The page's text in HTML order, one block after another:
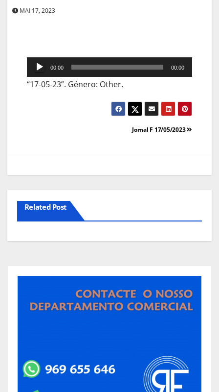
MAI 17, 2023
Reprodutor
de
00:00 00:00
“17-05-23”. Género: Other.
Jornal F 17/05/2023
Related Post